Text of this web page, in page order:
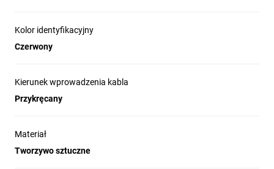
Kolor identyfikacyjny
Czerwony
Kierunek wprowadzenia kabla
Przykręcany
Materiał
Tworzywo sztuczne